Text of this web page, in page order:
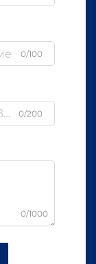
0/100
0/200
0/1000